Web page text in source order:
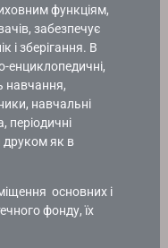
функціям,
забезпечує
і зберігання. В
енциклопедичні,
навчання,
навчальні
періодичні
як в
основних і
фонду, їх